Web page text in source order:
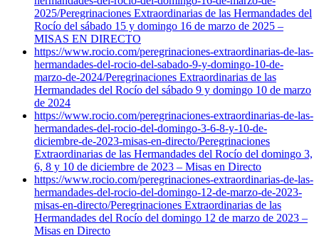
2025/Peregrinaciones Extraordinarias de las Hermandades del
Rocío del sábado 15 y domingo 16 de marzo de 2025 –
MISAS EN DIRECTO
https://www.rocio.com/peregrinaciones-extraordinarias-de-las-
hermandades-del-rocio-del-sabado-9-y-domingo-10-de-
marzo-de-2024/Peregrinaciones Extraordinarias de las
Hermandades del Rocío del sábado 9 y domingo 10 de marzo
de 2024
https://www.rocio.com/peregrinaciones-extraordinarias-de-las-
hermandades-del-rocio-del-domingo-3-6-8-y-10-de-
diciembre-de-2023-misas-en-directo/Peregrinaciones
Extraordinarias de las Hermandades del Rocío del domingo 3,
6, 8 y 10 de diciembre de 2023 – Misas en Directo
https://www.rocio.com/peregrinaciones-extraordinarias-de-las-
hermandades-del-rocio-del-domingo-12-de-marzo-de-2023-
misas-en-directo/Peregrinaciones Extraordinarias de las
Hermandades del Rocío del domingo 12 de marzo de 2023 –
Misas en Directo